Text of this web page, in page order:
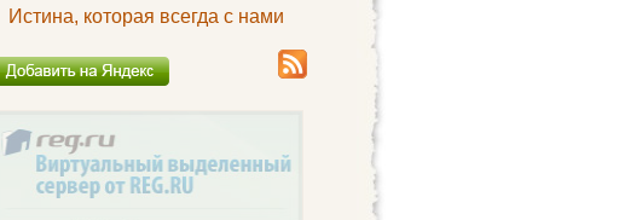
Истина, которая всегда с нами